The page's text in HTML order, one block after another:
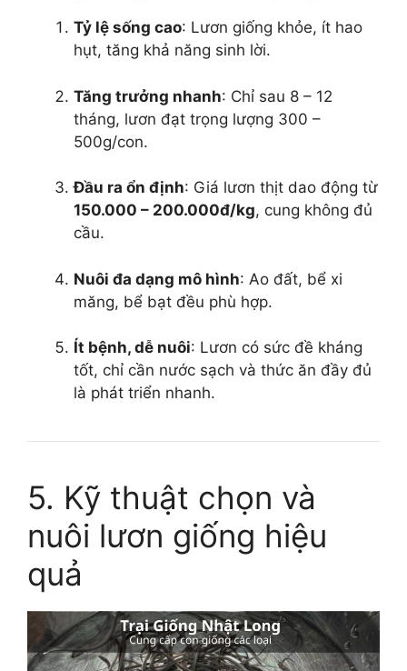
Tỷ lệ sống cao: Lươn giống khỏe, ít hao
hụt, tăng khả năng sinh lời.
Tăng trưởng nhanh: Chỉ sau 8 – 12
tháng, lươn đạt trọng lượng 300 –
500g/con.
Đầu ra ổn định: Giá lươn thịt dao động từ
150.000 – 200.000đ/kg, cung không đủ
cầu.
Nuôi đa dạng mô hình: Ao đất, bể xi
măng, bể bạt đều phù hợp.
Ít bệnh, dễ nuôi: Lươn có sức đề kháng
tốt, chỉ cần nước sạch và thức ăn đầy đủ
là phát triển nhanh.
5. Kỹ thuật chọn và
nuôi lươn giống hiệu
quả